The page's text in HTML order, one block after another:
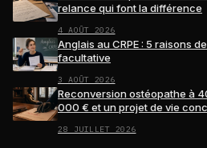
relance qui font la différence
4 AOÛT 2026
Anglais au CRPE : 5 raisons
facultative
3 AOÛT 2026
Reconversion ostéopathe à
000 € et un projet de vie
28 JUILLET 2026